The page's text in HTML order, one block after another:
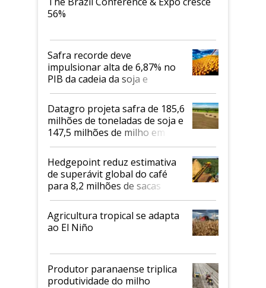
56%
Safra recorde deve
impulsionar alta de 6,87% no
PIB da cadeia da soja e
biodiesel em 2026
Datagro projeta safra de 185,6
milhões de toneladas de soja e
147,5 milhões de milho em
2026/27
Hedgepoint reduz estimativa
de superávit global do café
para 8,2 milhões de sacas
Agricultura tropical se adapta
ao El Niño
Produtor paranaense triplica
produtividade do milho